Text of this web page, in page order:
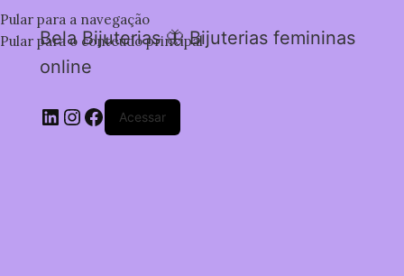
Pular para a navegação
Pular para o conteúdo principal
Bela Bijuterias 🦋 Bijuterias femininas
online
Acessar